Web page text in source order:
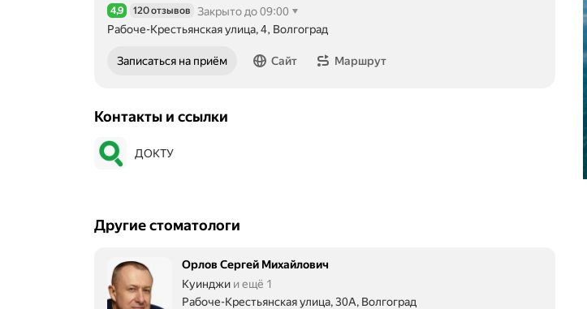
Рейтинг 4,9 из 5
4,9 120 отзывов
Закрыто до 09:00
Рабоче-Крестьянская улица, 4, Волгоград
Записаться на приём Сайт Маршрут
Контакты и ссылки
ДОКТУ
Другие стоматологи
Орлов Сергей Михайлович
Куинджи и ещё 1
Рабоче-Крестьянская улица, 30А, Волгоград